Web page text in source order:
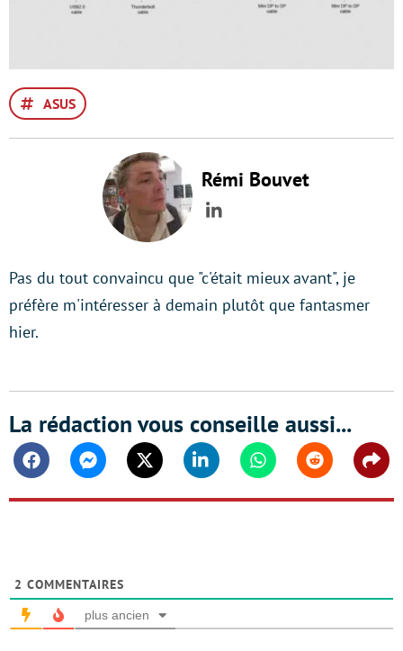
ASUS
Rémi Bouvet
LinkedIn
Pas du tout convaincu que "c'était mieux avant", je
préfère m'intéresser à demain plutôt que fantasmer
hier.
La rédaction vous conseille aussi...
FacebookMessengerTwitter Linkedin WhatsappReddit
2 COMMENTAIRES
plus ancien